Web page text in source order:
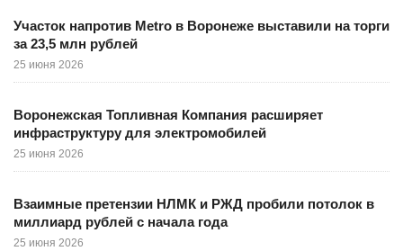
Участок напротив Metro в Воронеже выставили на торги
за 23,5 млн рублей
25 июня 2026
Воронежская Топливная Компания расширяет
инфраструктуру для электромобилей
25 июня 2026
Взаимные претензии НЛМК и РЖД пробили потолок в
миллиард рублей с начала года
25 июня 2026